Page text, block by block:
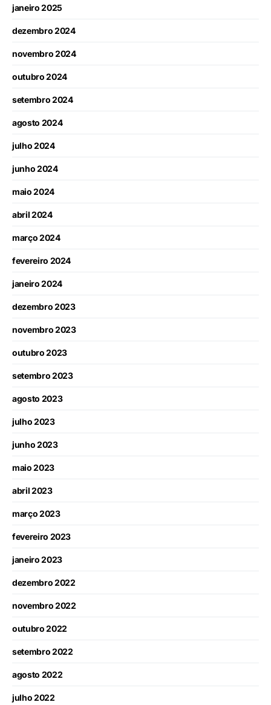
janeiro 2025
dezembro 2024
novembro 2024
outubro 2024
setembro 2024
agosto 2024
julho 2024
junho 2024
maio 2024
abril 2024
março 2024
fevereiro 2024
janeiro 2024
dezembro 2023
novembro 2023
outubro 2023
setembro 2023
agosto 2023
julho 2023
junho 2023
maio 2023
abril 2023
março 2023
fevereiro 2023
janeiro 2023
dezembro 2022
novembro 2022
outubro 2022
setembro 2022
agosto 2022
julho 2022